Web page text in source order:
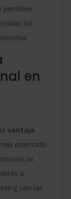
permiten
los
en
ventaja
orientado
la
a
con las